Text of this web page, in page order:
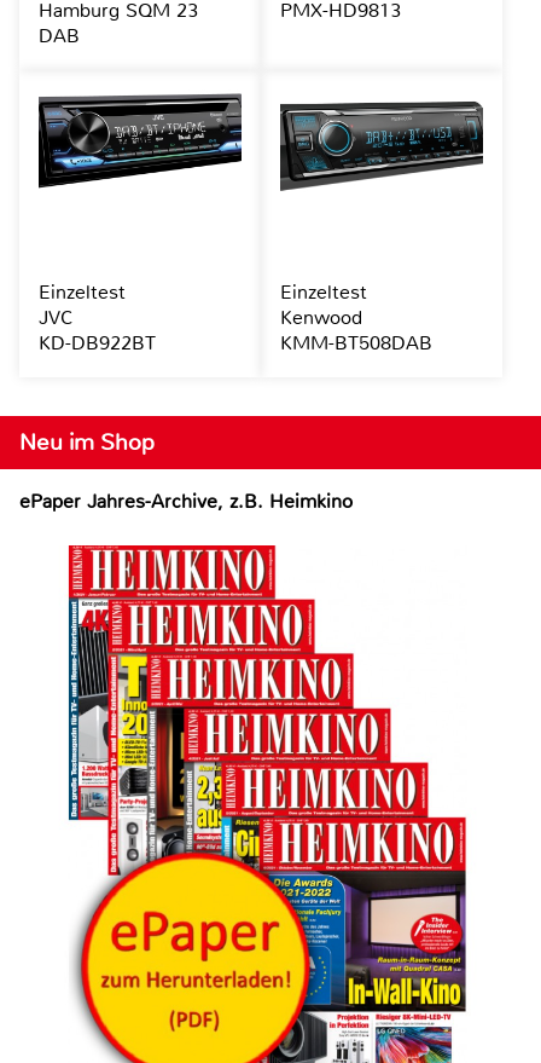
Neu im Shop
ePaper Jahres-Archive, z.B. Heimkino
Hamburg SQM 23
DAB
PMX-HD9813
Einzeltest
JVC
KD-DB922BT
Einzeltest
Kenwood
KMM-BT508DAB